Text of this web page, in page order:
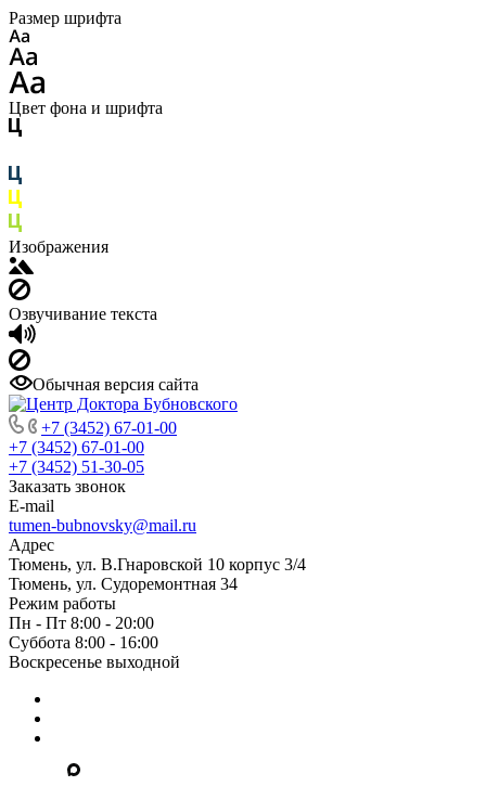
Размер шрифта
Цвет фона и шрифта
Изображения
Озвучивание текста
Обычная версия сайта
+7 (3452) 67-01-00
+7 (3452) 67-01-00
+7 (3452) 51-30-05
Заказать звонок
E-mail
tumen-bubnovsky@mail.ru
Адрес
Тюмень, ул. В.Гнаровской 10 корпус 3/4
Тюмень, ул. Судоремонтная 34
Режим работы
Пн - Пт 8:00 - 20:00
Суббота 8:00 - 16:00
Воскресенье выходной